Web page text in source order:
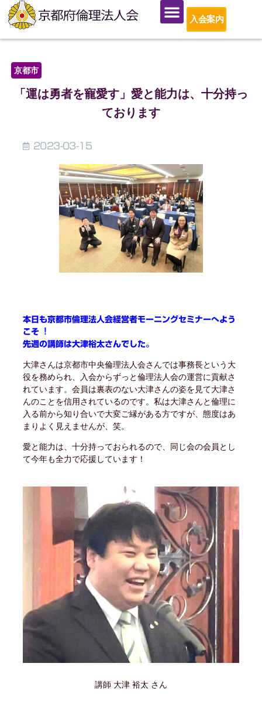
入会案内
京都市
「運は勇者を寵愛す」愛と能力は、十分持っ
ております
2023-03-15
本日も京都市倫理法人会経営者モーニングセミナーへよう
こそ︕
先週の講師は大津裕太さんでした。
大津さんは京都市中央倫理法人会さんでは事務長という大
役を務められ、入会からずっと倫理法人会の運営に貢献さ
れています。会員は裏表のない大津さんの姿を見て大津さ
んのことを信用されているのです。私は大津さんと倫理に
入る前から知り合いで大変ご縁がある方ですが、態度はあ
まりよく見えませんが、笑。
愛と能力は、十分持っておられるので、同じ会の会員とし
て今年も全力で応援しています！
講師 大津 裕太 さん